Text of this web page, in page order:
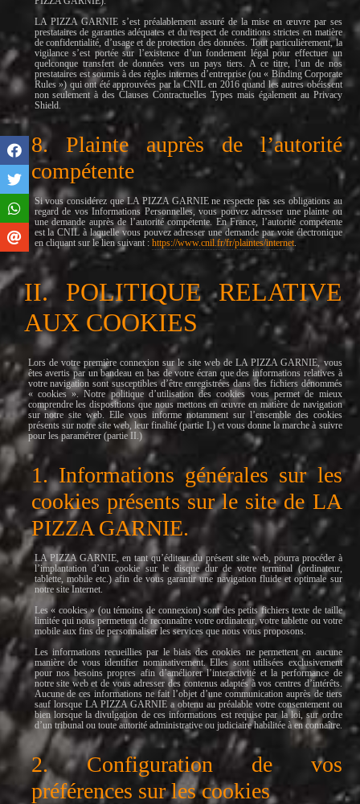
LA PIZZA GARNIE s’est préalablement assuré de la mise en œuvre par ses
prestataires de garanties adéquates et du respect de conditions strictes en matière
de confidentialité, d’usage et de protection des données. Tout particulièrement, la
vigilance s’est portée sur l’existence d’un fondement légal pour effectuer un
quelconque transfert de données vers un pays tiers. A ce titre, l’un de nos
prestataires est soumis à des règles internes d’entreprise (ou « Binding Corporate
Rules ») qui ont été approuvées par la CNIL en 2016 quand les autres obéissent
non seulement à des Clauses Contractuelles Types mais également au Privacy
Shield.
8. Plainte auprès de l’autorité
compétente
Si vous considérez que LA PIZZA GARNIE ne respecte pas ses obligations au
regard de vos Informations Personnelles, vous pouvez adresser une plainte ou
une demande auprès de l’autorité compétente. En France, l’autorité compétente
est la CNIL à laquelle vous pouvez adresser une demande par voie électronique
en cliquant sur le lien suivant : https://www.cnil.fr/fr/plaintes/internet.
II. POLITIQUE RELATIVE
AUX COOKIES
Lors de votre première connexion sur le site web de LA PIZZA GARNIE, vous
êtes avertis par un bandeau en bas de votre écran que des informations relatives à
votre navigation sont susceptibles d’être enregistrées dans des fichiers dénommés
« cookies ». Notre politique d’utilisation des cookies vous permet de mieux
comprendre les dispositions que nous mettons en œuvre en matière de navigation
sur notre site web. Elle vous informe notamment sur l’ensemble des cookies
présents sur notre site web, leur finalité (partie I.) et vous donne la marche à suivre
pour les paramétrer (partie II.)
1. Informations générales sur les
cookies présents sur le site de LA
PIZZA GARNIE.
LA PIZZA GARNIE, en tant qu’éditeur du présent site web, pourra procéder à
l’implantation d’un cookie sur le disque dur de votre terminal (ordinateur,
tablette, mobile etc.) afin de vous garantir une navigation fluide et optimale sur
notre site Internet.
Les « cookies » (ou témoins de connexion) sont des petits fichiers texte de taille
limitée qui nous permettent de reconnaître votre ordinateur, votre tablette ou votre
mobile aux fins de personnaliser les services que nous vous proposons.
Les informations recueillies par le biais des cookies ne permettent en aucune
manière de vous identifier nominativement. Elles sont utilisées exclusivement
pour nos besoins propres afin d’améliorer l’interactivité et la performance de
notre site web et de vous adresser des contenus adaptés à vos centres d’intérêts.
Aucune de ces informations ne fait l’objet d’une communication auprès de tiers
sauf lorsque LA PIZZA GARNIE a obtenu au préalable votre consentement ou
bien lorsque la divulgation de ces informations est requise par la loi, sur ordre
d’un tribunal ou toute autorité administrative ou judiciaire habilitée à en connaître.
2. Configuration de vos
préférences sur les cookies